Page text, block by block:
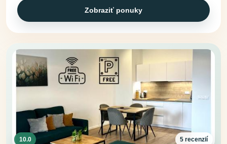
Zobraziť ponuky
10.0 5 recenzií